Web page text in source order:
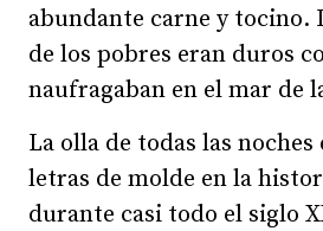
abundante carne y tocino.
de los pobres eran duros
naufragaban en el mar de
La olla de todas las
letras de molde en la
durante casi todo el siglo